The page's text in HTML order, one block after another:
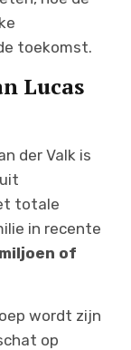
toekomst.
Lucas
der Valk is
totale
in recente
of
wordt zijn
op